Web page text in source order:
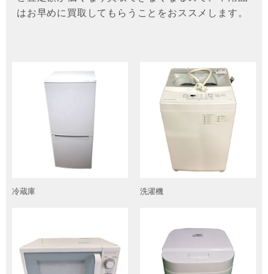
はお早めに買取してもらうことをおススメします。
冷蔵庫 洗濯機